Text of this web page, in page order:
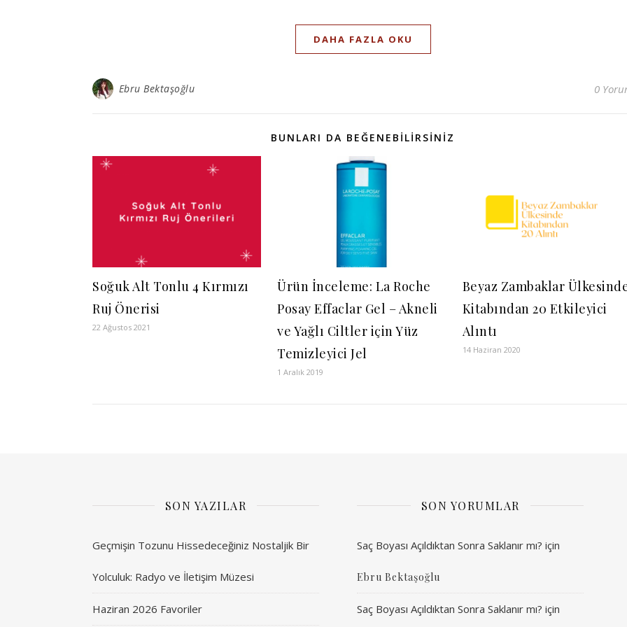
DAHA FAZLA OKU
Ebru Bektaşoğlu 0
BUNLARI DA BEĞENEBILIRSINIZ
Soğuk Alt Tonlu 4 Kırmızı
Ruj Önerisi
22 Ağustos 2021
Ürün İnceleme: La Roche
Posay Effaclar Gel – Akneli
ve Yağlı Ciltler için Yüz
Temizleyici Jel
1 Aralık 2019
Beyaz Zambaklar
Kitabından 20 Etkileyici
Alıntı
14 Haziran 2020
SON YAZILAR
Geçmişin Tozunu Hissedeceğiniz Nostaljik Bir
Yolculuk: Radyo ve İletişim Müzesi
Haziran 2026 Favoriler
SON YORUMLAR
Saç Boyası Açıldıktan Sonra Saklanır mı? için
Ebru Bektaşoğlu
Saç Boyası Açıldıktan Sonra Saklanır mı? için